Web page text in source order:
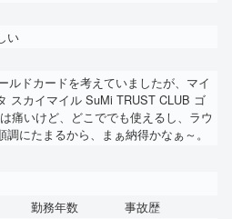
い
ルドカードを考えていましたが、マイ
スカイマイル SuMi TRUST CLUB ゴ
痛いけど、どこででも使えるし、ラウ
にたまるから、まぁ納得かなぁ～。
勤務年数
事故歴